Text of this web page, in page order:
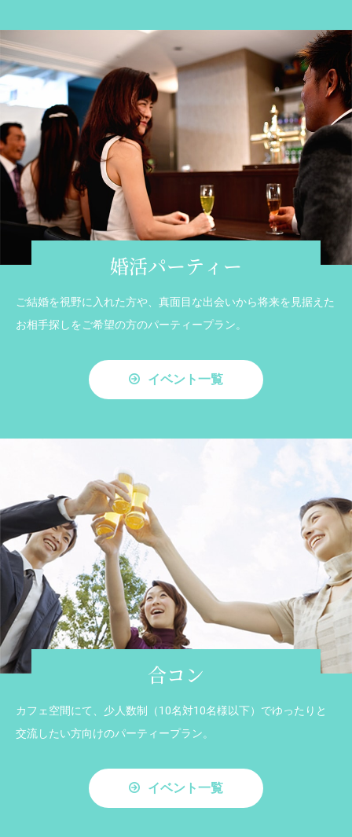
婚活パーティー
ご結婚を視野に入れた方や、真面目な出会いから将来を見据えた
お相手探しをご希望の方のパーティープラン。
イベント一覧
合コン
カフェ空間にて、少人数制（10名対10名様以下）でゆったりと
交流したい方向けのパーティープラン。
イベント一覧